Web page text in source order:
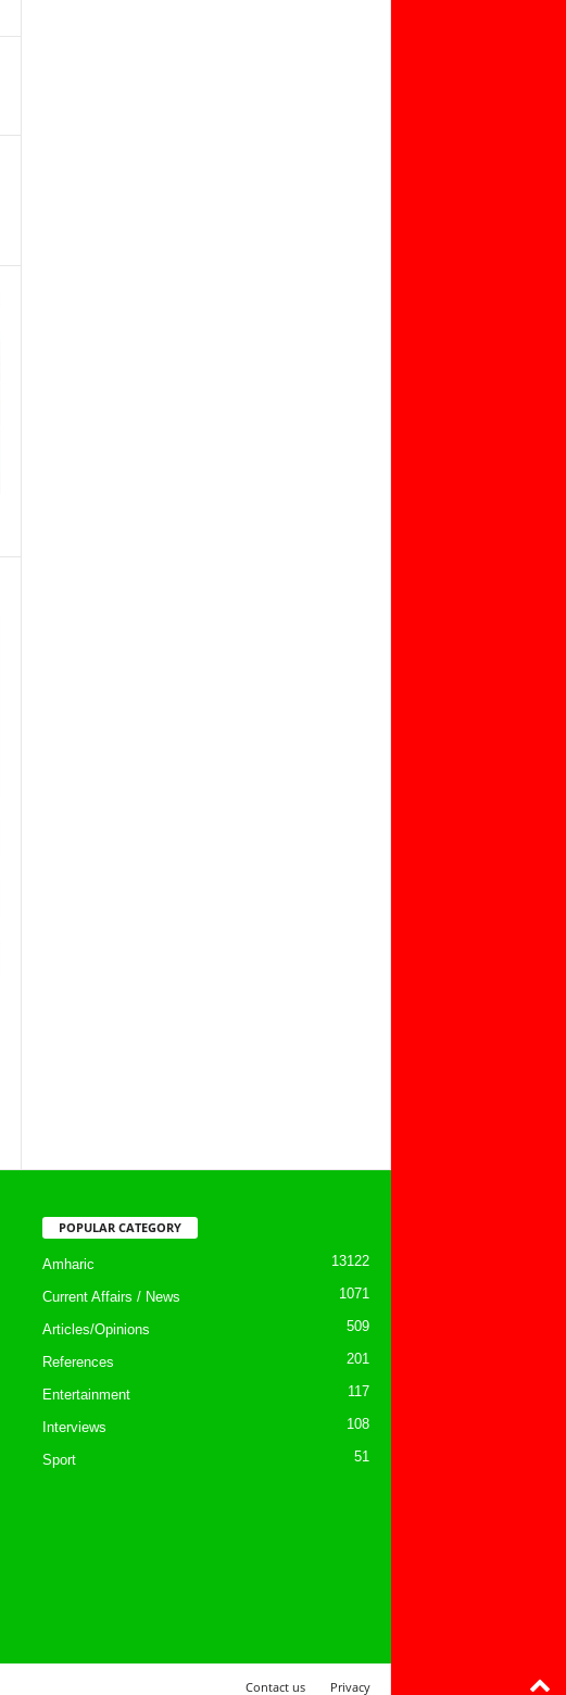
POPULAR CATEGORY
Amharic 13122
Current Affairs / News 1071
Articles/Opinions 509
References 201
Entertainment 117
Interviews 108
Sport 51
Contact us Privacy